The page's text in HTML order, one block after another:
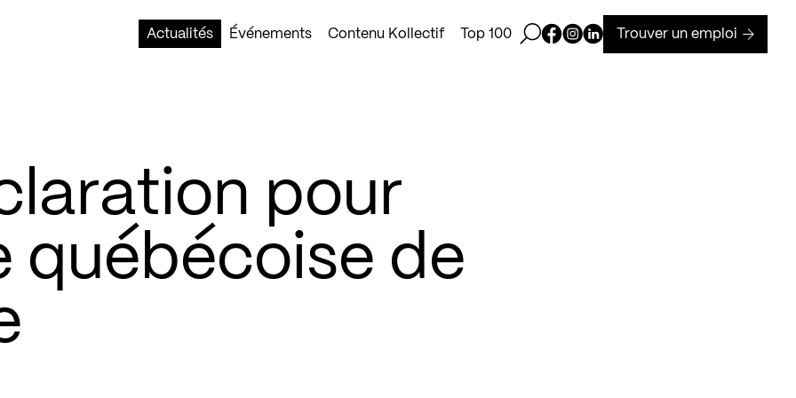
Actualités
Événements Contenu Kollectif Top 100 Ouvrir la barre de recherche
Page Facebook de Kollectif
Page Instagram de Kollectif
Page Linkedin de Kollectif
Trouver un emploi
pour
québécoise de